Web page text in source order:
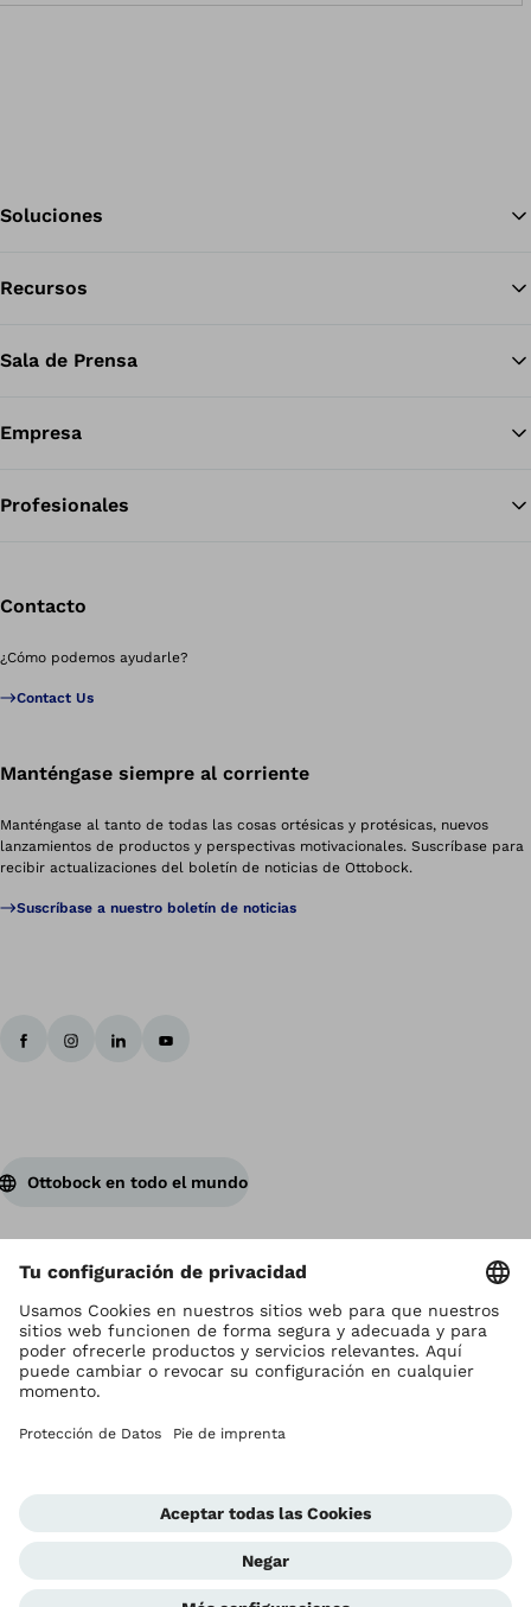
Soluciones
Recursos
Sala de Prensa
Empresa
Profesionales
Contacto
¿Cómo podemos ayudarle?
Contact Us
Manténgase siempre al corriente
Manténgase al tanto de todas las cosas ortésicas y protésicas, nuevos
lanzamientos de productos y perspectivas motivacionales. Suscríbase para
recibir actualizaciones del boletín de noticias de Ottobock.
Suscríbase a nuestro boletín de noticias
Ottobock en todo el mundo
Los derechos de autor son propiedad de Ottobock
Configuración de cookies
Terms and Conditions
Aviso de Privacidad
Impresión
Global